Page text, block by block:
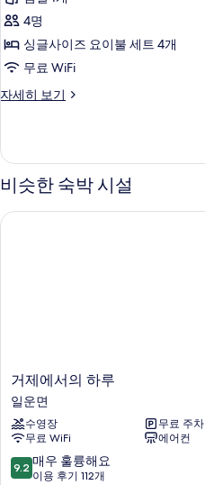
403)
사
진
모
두
4명
싱글사이즈 요이불 세트 4개
무료 WiFi
자세히 보기
룸
세
히
보
비슷한 숙박 시설
거
제
에
서
의
하
루
거제에서의 하루
일운면
수영장
무료 주차
무료 WiFi
에어컨
10
점
9.2 매우 훌륭해요
이용 후기 112개
거제에서의 하루